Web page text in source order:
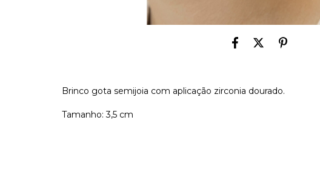
Brinco gota semijoia com aplicação zirconia dourado.
Tamanho: 3,5 cm